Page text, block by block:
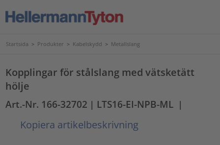
Startsida > Produkter > Kabelskydd > Metallslang
Kopplingar för stålslang med vätsketätt
hölje
Art.-Nr. 166-32702 | LTS16-EI-NPB-ML |
Kopiera artikelbeskrivning